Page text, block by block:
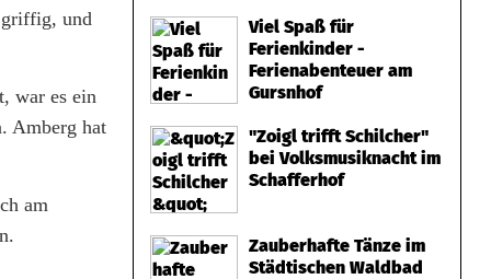
griffig, und
war es ein
Amberg hat
am
Viel Spaß für
Ferienkinder -
Ferienabenteuer am
Gursnhof
"Zoigl trifft Schilcher"
bei Volksmusiknacht im
Schafferhof
Zauberhafte Tänze im
Städtischen Waldbad